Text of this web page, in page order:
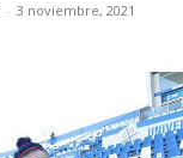
- 3 noviembre, 2021